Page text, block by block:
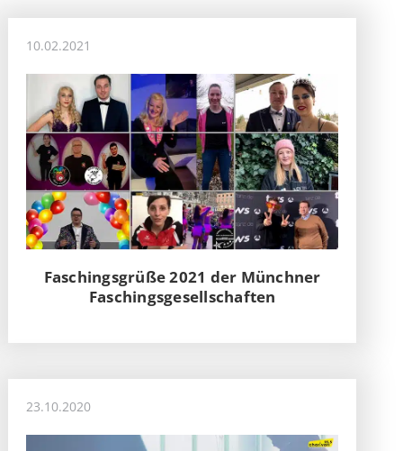
10.02.2021
Faschingsgrüße 2021 der Münchner
Faschingsgesellschaften
23.10.2020